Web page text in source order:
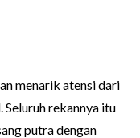
menarik atensi dari
rekannya itu
putra dengan